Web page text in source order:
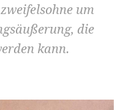
um
die
kann.